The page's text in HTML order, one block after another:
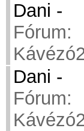
Dani -
Fórum:
Dani -
Fórum: